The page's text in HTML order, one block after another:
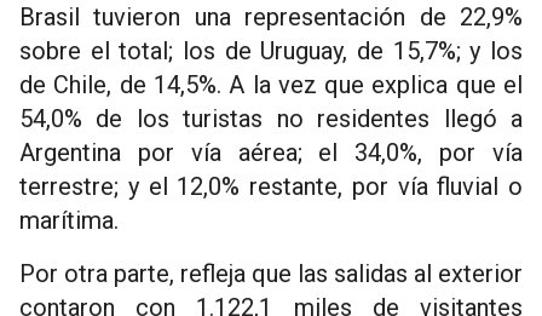
Brasil tuvieron una representación de 22,9%
sobre el total; los de Uruguay, de 15,7%; y los
de Chile, de 14,5%. A la vez que explica que el
54,0% de los turistas no residentes llegó a
Argentina por vía aérea; el 34,0%, por vía
terrestre; y el 12,0% restante, por vía fluvial o
marítima.
Por otra parte, refleja que las salidas al exterior
contaron con 1.122,1 miles de visitantes